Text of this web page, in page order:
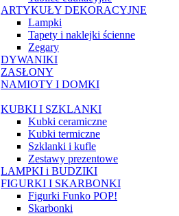
ARTYKUŁY DEKORACYJNE
Lampki
Tapety i naklejki ścienne
Zegary
DYWANIKI
ZASŁONY
NAMIOTY I DOMKI
KUBKI I SZKLANKI
Kubki ceramiczne
Kubki termiczne
Szklanki i kufle
Zestawy prezentowe
LAMPKI i BUDZIKI
FIGURKI I SKARBONKI
Figurki Funko POP!
Skarbonki